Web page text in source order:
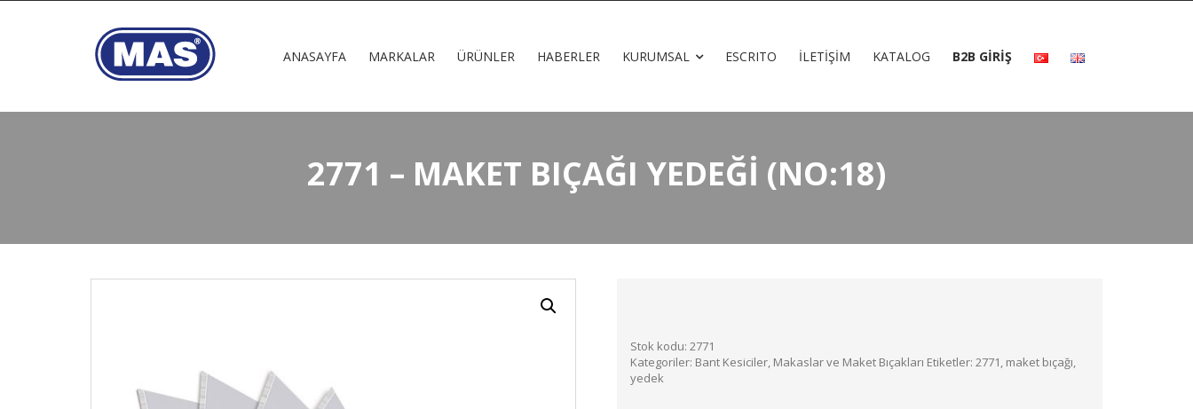
ANASAYFA MARKALAR ÜRÜNLER HABERLER KURUMSAL ESCRITO İLETIŞIM KATALOG B2B GİRİŞ
2771 – MAKET BIÇAĞI YEDEĞI (NO:18)
Stok kodu: 2771
Kategoriler: Bant Kesiciler, Makaslar ve Maket Bıçakları Etiketler: 2771, maket bıçağı,
yedek